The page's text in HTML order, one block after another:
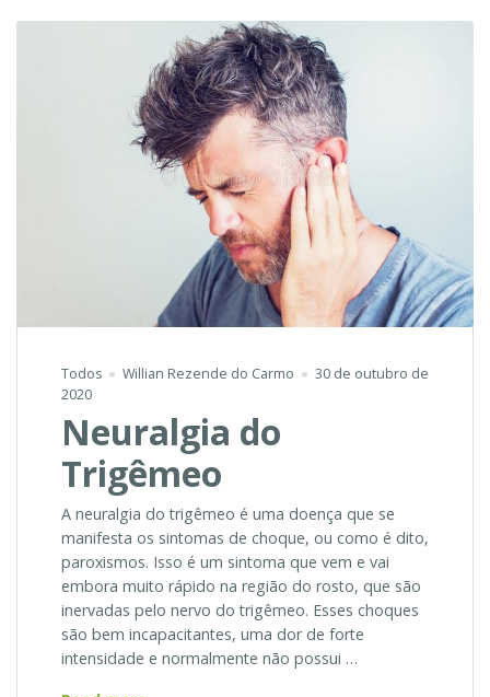
Todos Willian Rezende do Carmo
30 de outubro de
2020
Neuralgia do
Trigêmeo
A neuralgia do trigêmeo é uma doença que se
manifesta os sintomas de choque, ou como é dito,
paroxismos. Isso é um sintoma que vem e vai
embora muito rápido na região do rosto, que são
inervadas pelo nervo do trigêmeo. Esses choques
são bem incapacitantes, uma dor de forte
intensidade e normalmente não possui …